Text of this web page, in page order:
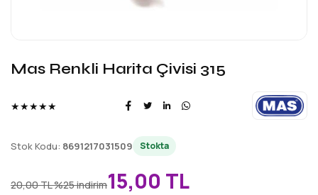
Mas Renkli Harita Çivisi 315
★★★★★
Stok Kodu: 8691217031509 Stokta
20,00 TL%25 indirim15,00 TL